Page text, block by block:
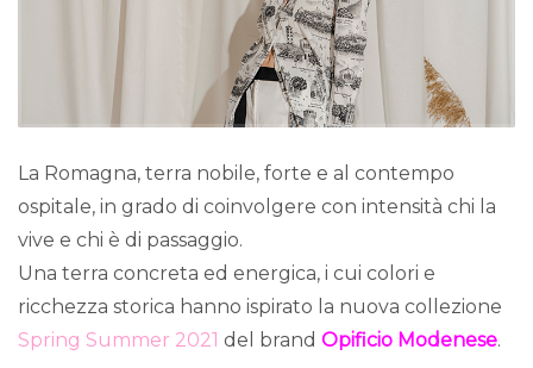
La Romagna, terra nobile, forte e al contempo
ospitale, in grado di coinvolgere con intensità chi la
vive e chi è di passaggio.
Una terra concreta ed energica, i cui colori e
ricchezza storica hanno ispirato la nuova collezione
Spring Summer 2021 del brand Opificio Modenese.